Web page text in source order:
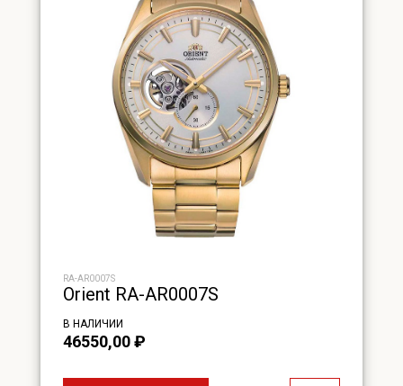
RA-AR0007S
Orient RA-AR0007S
В НАЛИЧИИ
46550,00₽